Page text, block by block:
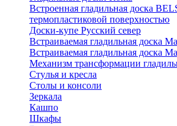
Встроенная гладильная доска
термопластиковой поверхностью
Доски-купе Русский север
Встраиваемая гладильная доска
Встраиваемая гладильная доска
Механизм трансформации
Стyлья и кресла
Столы и консоли
Зеркала
Кашпо
Шкафы